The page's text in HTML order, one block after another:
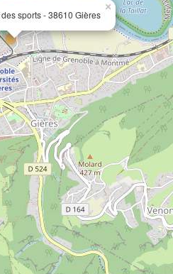
sports - 38610 Gières
×